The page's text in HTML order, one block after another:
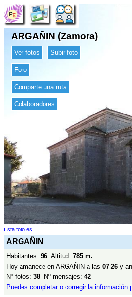
ARGAÑIN (Zamora)
Ver fotos Subir foto
Foro
Comparte una ruta
Colaboradores
Esta foto es...
ARGAÑIN
Habitantes: 96 Altitud: 785 m.
Hoy amanece en ARGAÑIN a las 07:26 y
Nº fotos: 38 Nº mensajes: 42
Puedes completar o corregir la información